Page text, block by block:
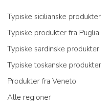
Typiske sicilianske produkter
Typiske produkter fra Puglia
Typiske sardinske produkter
Typiske toskanske produkter
Produkter fra Veneto
Alle regioner